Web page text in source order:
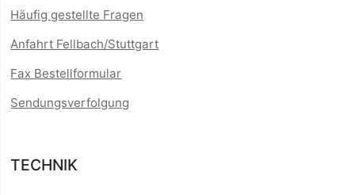
Häufig gestellte Fragen
Anfahrt Fellbach/Stuttgart
Fax Bestellformular
Sendungsverfolgung
TECHNIK